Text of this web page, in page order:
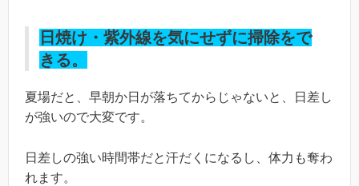
日焼け・紫外線を気にせずに掃除をで
きる。
夏場だと、早朝か日が落ちてからじゃないと、日差し
が強いので大変です。
日差しの強い時間帯だと汗だくになるし、体力も奪わ
れます。